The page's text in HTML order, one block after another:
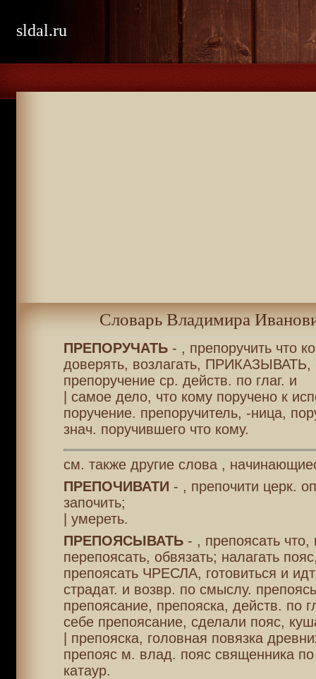
sldal.ru
Словарь Владимира
ПРЕПОРУЧАТЬ- , препоручить что
доверять, возлагать, ПРИКАЗЫВАТЬ,
препоручение ср. действ. по глаг. и
| самое дело, что кому поручено к
поручение. препоручитель, -ница,
знач. поручившего что кому.
см. также другие слова ,
ПРЕПОЧИВАТИ - , препочити церк.
започить;
| умереть.
ПРЕПОЯСЫВАТЬ- , препоясать что,
перепоясать, обвязать; налагать
препоясать ЧРЕСЛА, готовиться и
страдат. и возвр. по смыслу.
препоясание, препояска, действ. по
себе препоясание, сделали пояс,
| препояска, головная повязка
препояс м. влад. пояс священника по
катаур.